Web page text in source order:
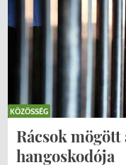
Rácsok
hangoskodója
KÖZÖSSÉG